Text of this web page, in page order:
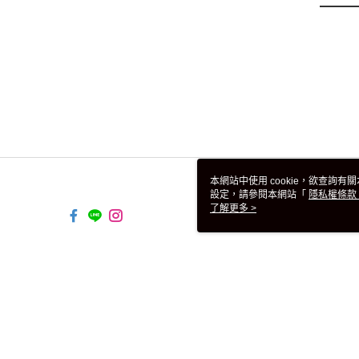
本網站中使用 cookie，欲查詢有
設定，請參閱本網站「 隱私權條款
使用 cookie。
了解更多 >